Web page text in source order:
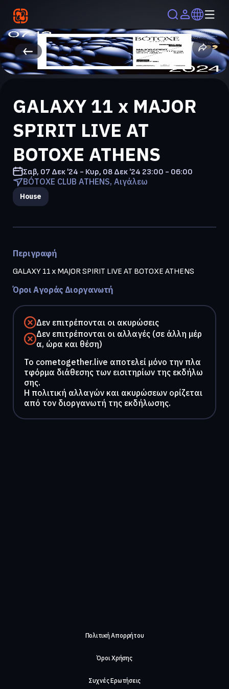
GALAXY 11 x MAJOR
SPIRIT LIVE AT
BOTOXE ATHENS
Σαβ, 07 Δεκ '24 - Κυρ, 08 Δεκ '24 23:00 - 06:00
BÓTOXE CLUB ATHENS, Αιγάλεω
House
Περιγραφή
Όροι Αγοράς Διοργανωτή
Δεν επιτρέπονται οι ακυρώσεις
Δεν επιτρέπονται οι αλλαγές (σε άλλη μέρ
α, ώρα και θέση)
To cometogether.live αποτελεί μόνο την πλα
τφόρμα διάθεσης των εισιτηρίων της εκδήλω
σης.
Η πολιτική αλλαγών και ακυρώσεων ορίζεται
από τον διοργανωτή της εκδήλωσης.
Πολιτική Απορρήτου
Όροι Χρήσης
Συχνές Ερωτήσεις